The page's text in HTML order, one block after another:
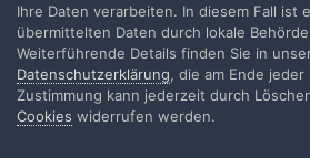
Neues Benutzerkonto
Anmelden
Du hast bereits ein Benutzerkonto?
Ihre Daten verarbeiten. In diesem Fall ist
übermittelten Daten durch lokale
Weiterführende Details finden Sie in
Datenschutzerklärung, die am Ende
Zustimmung kann jederzeit durch
Cookies widerrufen werden.